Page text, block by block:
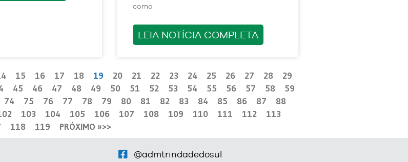
como
LEIA NOTÍCIA COMPLETA
15 16 17 18 19 20 21 22 23 24 25 26 27 28
29
45 46 47 48 49 50 51 52 53 54 55 56 57 58
59
74 75 76 77 78 79 80 81 82 83 84 85 86 87
88
103 104 105 106 107 108 109 110 111 112
113
118 119 PRÓXIMO »
@admtrindadedosul